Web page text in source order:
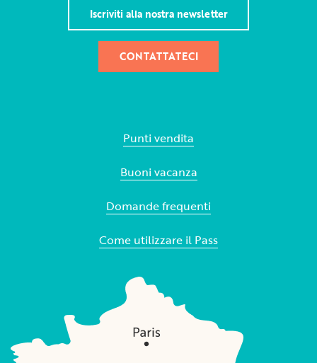
Iscriviti alla nostra newsletter
CONTATTATECI
Punti vendita
Buoni vacanza
Domande frequenti
Come utilizzare il Pass